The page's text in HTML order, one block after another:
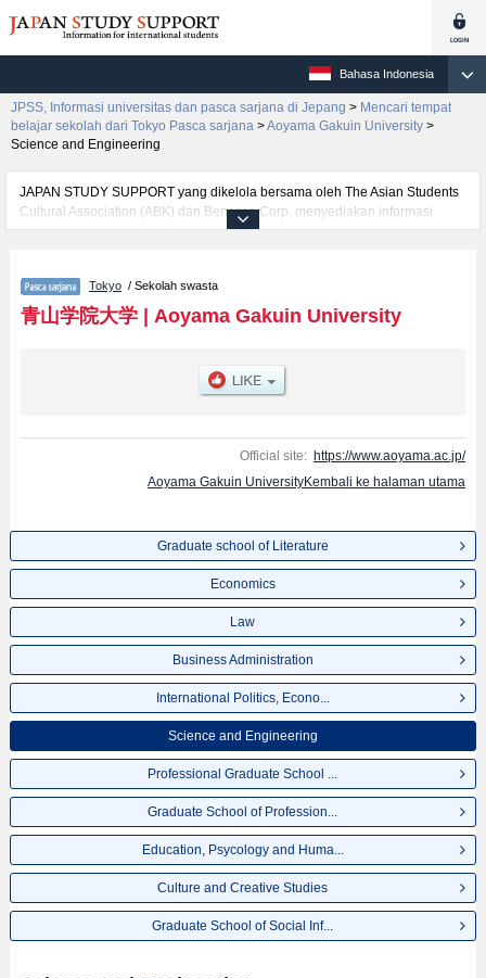
Bahasa Indonesia
JPSS, Informasi universitas dan pasca sarjana di Jepang > Mencari tempat
belajar sekolah dari Tokyo Pasca sarjana >Aoyama Gakuin University >
Science and Engineering
JAPAN STUDY SUPPORT yang dikelola bersama oleh The Asian Students
Cultural Association (ABK) dan Benesse Corp. menyediakan informasi
sekitar 1300 universitas, pascasarjana, universitas yunior, akademi
informasi per jurusan riset seperti %% research %%, serta berbagai
informasi yang berguna bagi mahasiswa(i) mancanegara seperti kuota
untuk jumlah pendaftar dan jumlah kelulusan ujian masuk mahasiswa(i)
jalan, dan lainnya. Silakan memanfaatkannya.
Tokyo / Sekolah swasta
青山学院大学| Aoyama Gakuin University
Official site: https://www.aoyama.ac.jp/
Aoyama Gakuin UniversityKembali ke halaman utama
Graduate school of Literature
Economics
Law
Business Administration
International Politics, Econo...
Science and Engineering
Professional Graduate School ...
Graduate School of Profession...
Education, Psycology and Huma...
Culture and Creative Studies
Graduate School of Social Inf...